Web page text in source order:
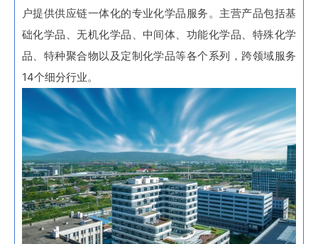
户提供供应链一体化的专业化学品服务。主营产品包括基
础化学品、无机化学品、中间体、功能化学品、特殊化学
品、特种聚合物以及定制化学品等各个系列，跨领域服务
14个细分行业。